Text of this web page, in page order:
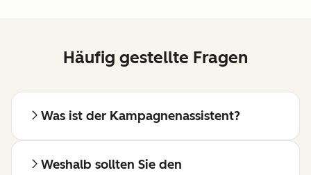
Häufig gestellte Fragen
Was ist der Kampagnenassistent?
Weshalb sollten Sie den